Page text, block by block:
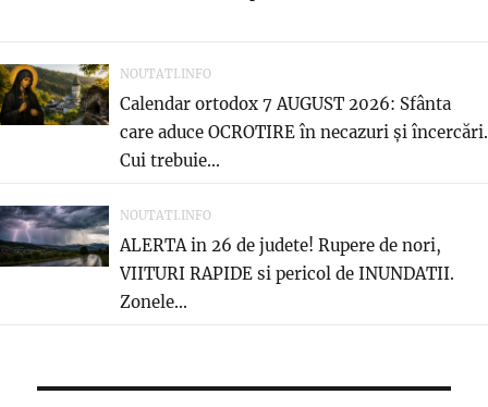
NOUTATI.INFO
Calendar ortodox 7 AUGUST 2026: Sfânta
care aduce OCROTIRE în necazuri și încercări.
Cui trebuie...
NOUTATI.INFO
ALERTA in 26 de judete! Rupere de nori,
VIITURI RAPIDE si pericol de INUNDATII.
Zonele...